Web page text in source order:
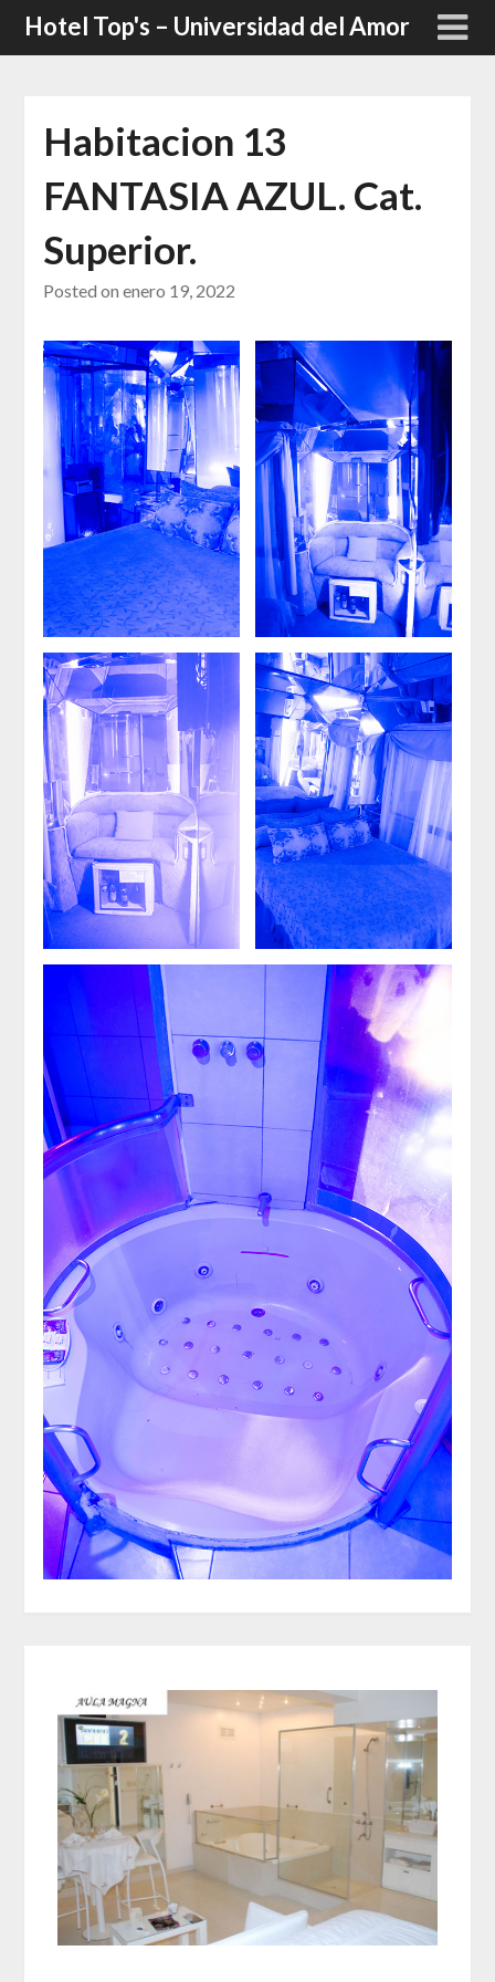
SkipHotel Top's – Universidad del Amor
Habitacion 13
FANTASIA AZUL. Cat.
Superior.
Posted on enero 19, 2022